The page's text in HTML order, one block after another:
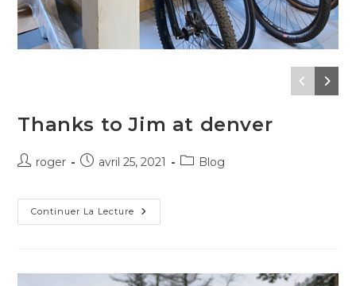
Thanks to Jim at denver
Auteur/autrice
publication :
roger
Publication
avril 25, 2021
PostBlog
Continuer La Lecture Thanks
To